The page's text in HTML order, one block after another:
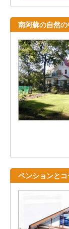
南阿蘇の自然
ペンションと